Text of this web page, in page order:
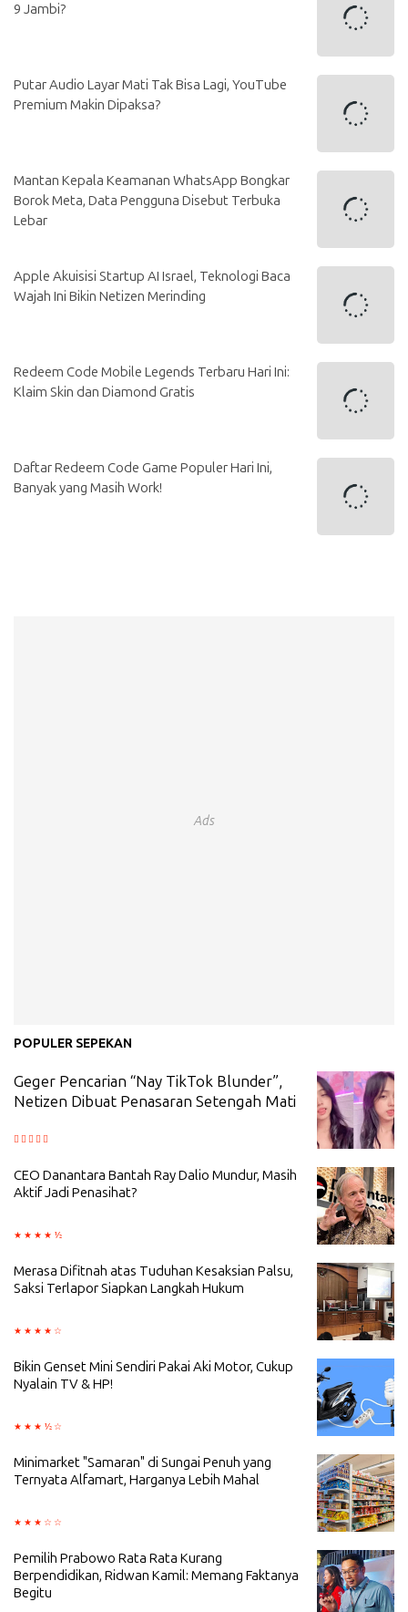
9 Jambi?
Putar Audio Layar Mati Tak Bisa Lagi, YouTube
Premium Makin Dipaksa?
Mantan Kepala Keamanan WhatsApp Bongkar
Borok Meta, Data Pengguna Disebut Terbuka
Lebar
Apple Akuisisi Startup AI Israel, Teknologi Baca
Wajah Ini Bikin Netizen Merinding
Redeem Code Mobile Legends Terbaru Hari Ini:
Klaim Skin dan Diamond Gratis
Daftar Redeem Code Game Populer Hari Ini,
Banyak yang Masih Work!
Ads
POPULER SEPEKAN
Geger Pencarian “Nay TikTok Blunder”,
Netizen Dibuat Penasaran Setengah Mati
CEO Danantara Bantah Ray Dalio Mundur, Masih
Aktif Jadi Penasihat?
Merasa Difitnah atas Tuduhan Kesaksian Palsu,
Saksi Terlapor Siapkan Langkah Hukum
Bikin Genset Mini Sendiri Pakai Aki Motor, Cukup
Nyalain TV & HP!
Minimarket "Samaran" di Sungai Penuh yang
Ternyata Alfamart, Harganya Lebih Mahal
Pemilih Prabowo Rata Rata Kurang
Berpendidikan, Ridwan Kamil: Memang Faktanya
Begitu